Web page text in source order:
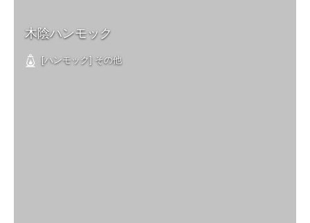
木陰ハンモック
[ハンモック] その他